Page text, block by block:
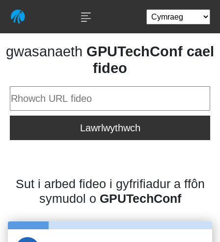
gwasanaeth GPUTechConf cael
fideo
Lawrlwythwch
Sut i arbed fideo i gyfrifiadur a ffôn
symudol o GPUTechConf